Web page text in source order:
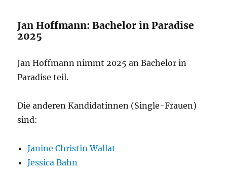
Jan Hoffmann: Bachelor in Paradise
2025
Jan Hoffmann nimmt 2025 an Bachelor in
Paradise teil.
Die anderen Kandidatinnen (Single-Frauen)
sind:
Janine Christin Wallat
Jessica Bahn